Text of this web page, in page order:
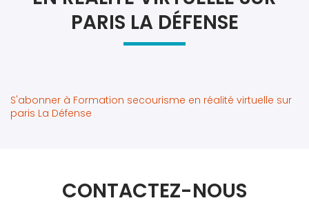
PARIS LA DÉFENSE
S'abonner à Formation secourisme en réalité virtuelle sur
paris La Défense
CONTACTEZ-NOUS